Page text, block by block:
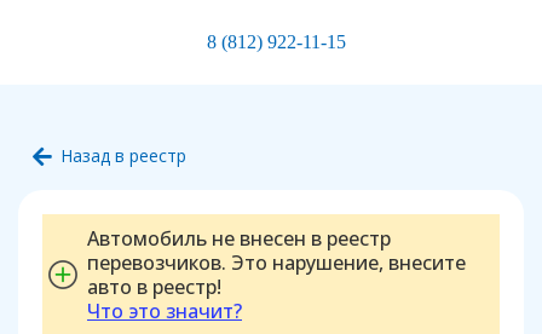
8 (812) 922-11-15
Назад в реестр
Автомобиль не внесен в реестр
перевозчиков. Это нарушение, внесите
авто в реестр!
Что это значит?